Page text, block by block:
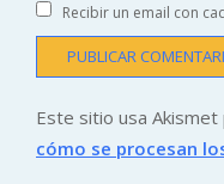
Recibir un email con
Este sitio usa
cómo se procesan